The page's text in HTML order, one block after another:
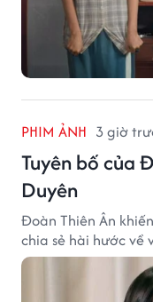
PHIM ẢNH 3 giờ
Tuyên bố của
Duyên
Đoàn Thiên Ân
chia sẻ hài hước về